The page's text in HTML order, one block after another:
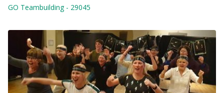
GO Teambuilding- 29045